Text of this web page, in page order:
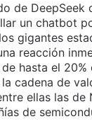
de DeepSeek
un chatbot
gigantes
reacción
hasta el 20%
cadena de
ellas las de
de